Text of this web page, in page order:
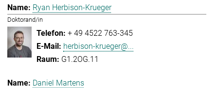
Ryan Herbison-Krueger
Doktorand/in
+ 49 4522 763-345
herbison-krueger@...
G1.2OG.11
Daniel Martens